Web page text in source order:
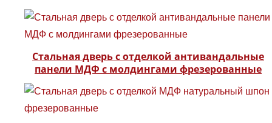
Стальная дверь с отделкой антивандальные
панели МДФ с молдингами фрезерованные